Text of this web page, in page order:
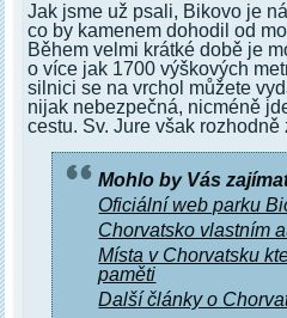
Jak jsme už psali, Bikovo je
co by kamenem dohodil od
Během velmi krátké době je
o více jak 1700 výškových
silnici se na vrchol můžete
nijak nebezpečná, nicméně
cestu. Sv. Jure však rozhodně
Mohlo by Vás
Oficiální web parku
Chorvatsko vlastním
Místa v Chorvatsku
paměti
Další články o